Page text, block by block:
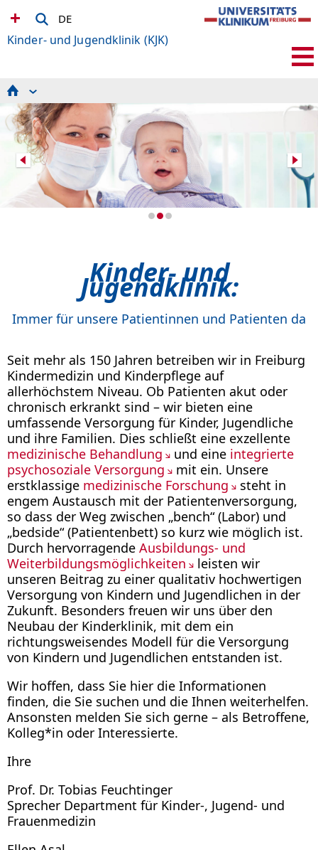
DE
Kinder- und Jugendklinik (KJK)
Kinder integriertes Notfallzentrum (KiNZ)
Behandlungsspektrum
Stationen und Ambulanzen
Diagnostik für seltene Erkrankungen
Umfassende Betreuung
Forschung und klinische Studien
Ausbildung und Studium
Bewerbung bei uns
Für niedergelassene Ärzt*innen
Informationen für Patient*innen
Kinder- und
Jugendklinik:
Immer für unsere Patientinnen und Patienten da
Seit mehr als 150 Jahren betreiben wir in Freiburg
Kindermedizin und Kinderpflege auf
allerhöchstem Niveau. Ob Patienten akut oder
chronisch erkrankt sind – wir bieten eine
umfassende Versorgung für Kinder, Jugendliche
und ihre Familien. Dies schließt eine exzellente
medizinische Behandlung
und eine integrierte
psychosoziale Versorgung
mit ein. Unsere
erstklassige medizinische Forschung
steht in
engem Austausch mit der Patientenversorgung,
so dass der Weg zwischen „bench“ (Labor) und
„bedside“ (Patientenbett) so kurz wie möglich ist.
Durch hervorragende Ausbildungs- und
Weiterbildungsmöglichkeiten
leisten wir
unseren Beitrag zu einer qualitativ hochwertigen
Versorgung von Kindern und Jugendlichen in der
Zukunft. Besonders freuen wir uns über den
Neubau der Kinderklinik, mit dem ein
richtungsweisendes Modell für die Versorgung
von Kindern und Jugendlichen entstanden ist.
Wir hoffen, dass Sie hier die Informationen
finden, die Sie suchen und die Ihnen weiterhelfen.
Ansonsten melden Sie sich gerne – als Betroffene,
Kolleg*in oder Interessierte.
Ihre
Prof. Dr. Tobias Feuchtinger
Sprecher Department für Kinder-, Jugend- und
Frauenmedizin